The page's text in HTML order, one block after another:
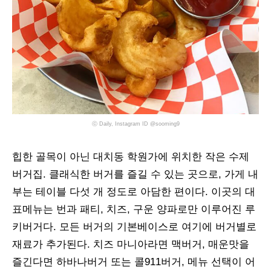
ⓒ Daily, Instagram ID @sooming9
힙한 골목이 아닌 대치동 학원가에 위치한 작은 수제
버거집. 클래식한 버거를 즐길 수 있는 곳으로, 가게 내
부는 테이블 다섯 개 정도로 아담한 편이다. 이곳의 대
표메뉴는 번과 패티, 치즈, 구운 양파로만 이루어진 루
키버거다. 모든 버거의 기본베이스로 여기에 버거별로
재료가 추가된다. 치즈 마니아라면 맥버거, 매운맛을
즐긴다면 하바나버거 또는 콜911버거, 메뉴 선택이 어